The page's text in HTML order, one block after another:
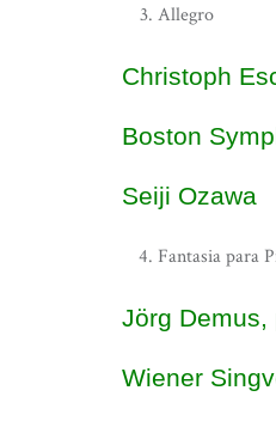
Allegro
Christoph
Boston
Seiji Ozawa
Fantasia para
Jörg Demus,
Wiener